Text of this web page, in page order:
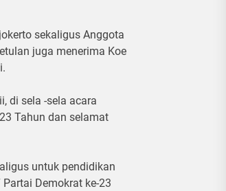
sekaligus Anggota
juga menerima Koe
di sela -sela acara
Tahun dan selamat
untuk pendidikan
Demokrat ke-23